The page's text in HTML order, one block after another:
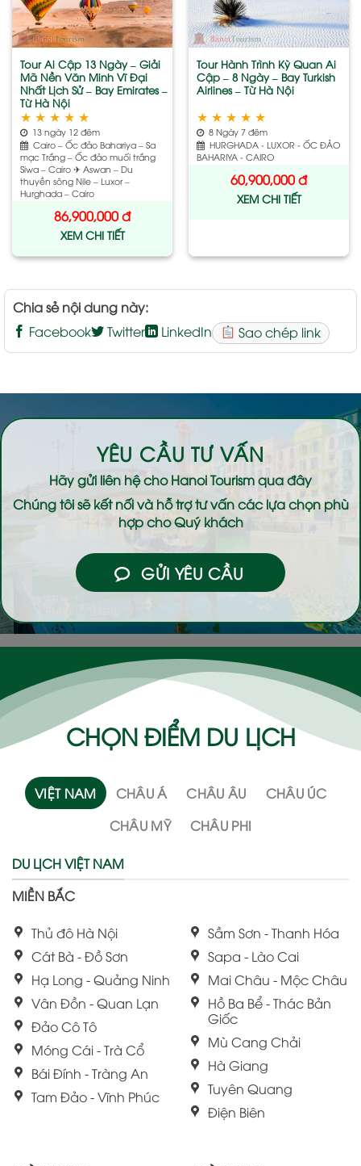
wishlist
Tour Ai Cập 13 Ngày – Giải
Mã Nền Văn Minh Vĩ Đại
Nhất Lịch Sử – Bay Emirates –
Từ Hà Nội
★ ★ ★ ★ ★
13 ngày 12 đêm
Cairo – Ốc đảo Bahariya – Sa
mạc Trắng – Ốc đảo muối trắng
Siwa – Cairo ✈ Aswan – Du
thuyền sông Nile – Luxor –
Hurghada – Cairo
86,900,000đ
XEM CHI TIẾT
wishlist
Tour Hành Trình Kỳ Quan Ai
Cập – 8 Ngày – Bay Turkish
Airlines – Từ Hà Nội
★ ★ ★ ★ ★
8 Ngày 7 đêm
HURGHADA - LUXOR - ỐC ĐẢO
BAHARIYA - CAIRO
60,900,000đ
XEM CHI TIẾT
Chia sẻ nội dung này:
Facebook
Twitter LinkedIn Sao chép link
YÊU CẦU TƯ VẤN
Hãy gửi liên hệ choHanoi Tourismqua đây
Chúng tôi sẽ kết nối và hỗ trợ tư vấn các lựa chọn phù
hợp cho Quý khách
GỬI YÊU CẦU
CHỌN ĐIỂM DU LỊCH
VIỆT NAM CHÂU Á CHÂU ÂU
CHÂU ÚC
CHÂU MỸ
CHÂU PHI
DU LỊCH VIỆT NAM
MIỀN BẮC
Thủ đô Hà Nội
Cát Bà - Đồ Sơn
Hạ Long - Quảng Ninh
Vân Đồn - Quan Lạn
Đảo Cô Tô
Móng Cái - Trà Cổ
Bái Đính - Tràng An
Tam Đảo - Vĩnh Phúc
Sầm Sơn - Thanh Hóa
Sapa - Lào Cai
Mai Châu - Mộc Châu
Hồ Ba Bể - Thác Bản
Giốc
Mù Cang Chải
Hà Giang
Tuyên Quang
Điện Biên